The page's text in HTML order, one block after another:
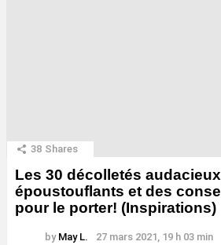
38 Shares
Les 30 décolletés
époustouflants et des
pour le porter! (Inspirations)
by May L. 27 mars 2021, 19 h 03 min